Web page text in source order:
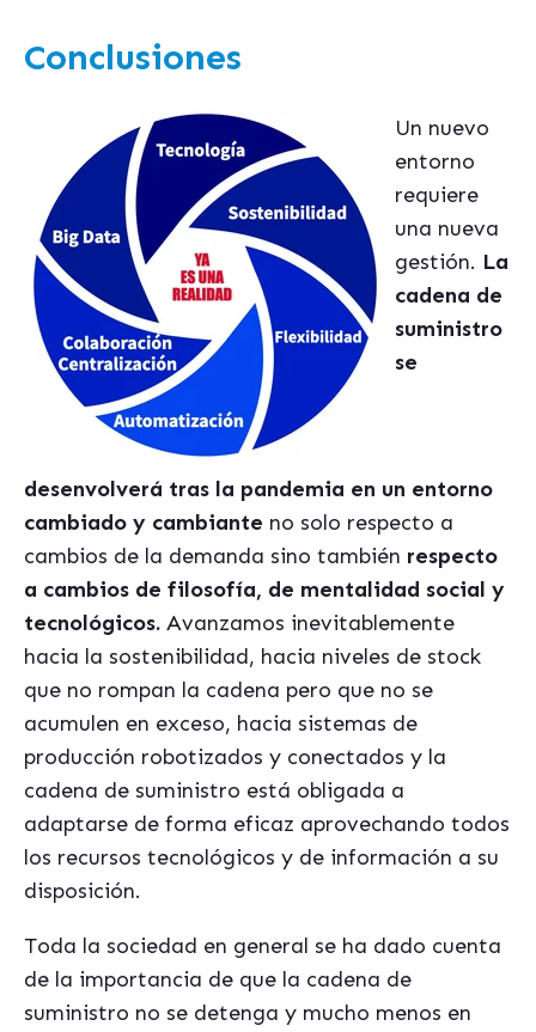
Conclusiones
Un nuevo
entorno
requiere
una nueva
gestión. La
cadena de
suministro
se
desenvolverá tras la pandemia en un entorno
cambiado y cambiante no solo respecto a
cambios de la demanda sino también respecto
a cambios de filosofía, de mentalidad social y
tecnológicos. Avanzamos inevitablemente
hacia la sostenibilidad, hacia niveles de stock
que no rompan la cadena pero que no se
acumulen en exceso, hacia sistemas de
producción robotizados y conectados y la
cadena de suministro está obligada a
adaptarse de forma eficaz aprovechando todos
los recursos tecnológicos y de información a su
disposición.
Toda la sociedad en general se ha dado cuenta
de la importancia de que la cadena de
suministro no se detenga y mucho menos en